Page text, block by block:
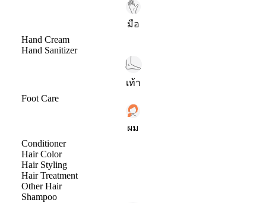
มือ
Hand Cream
Hand Sanitizer
เท้า
Foot Care
ผม
Conditioner
Hair Color
Hair Styling
Hair Treatment
Other Hair
Shampoo